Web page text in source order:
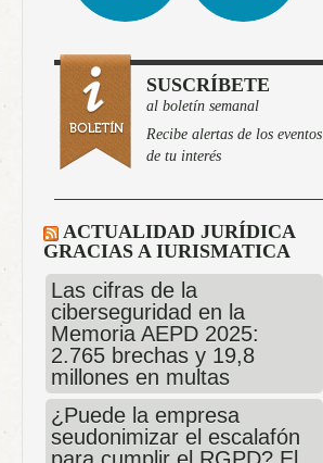
SUSCRÍBETE
al boletín semanal
Recibe alertas de los eventos
de tu interés
ACTUALIDAD JURÍDICA
GRACIAS A IURISMATICA
Las cifras de la
ciberseguridad en la
Memoria AEPD 2025:
2.765 brechas y 19,8
millones en multas
¿Puede la empresa
seudonimizar el escalafón